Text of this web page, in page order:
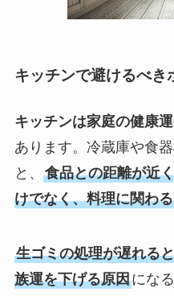
キッチンで避けるべき
キッチンは家庭の健康
あります。冷蔵庫や食
と、 食品との距離が近
けでなく、料理に関わ
生ゴミの処理が遅れる
族運を下げる原因にな